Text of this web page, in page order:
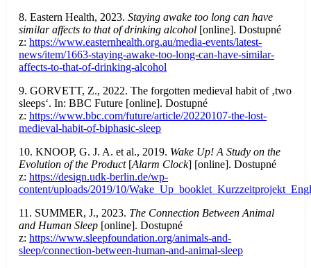
8. Eastern Health, 2023.Staying awake too long can have
similar affects to that of drinking alcohol [online]. Dostupné
z:https://www.easternhealth.org.au/media-events/latest-
news/item/1663-staying-awake-too-long-can-have-similar-
affects-to-that-of-drinking-alcohol
9. GORVETT, Z., 2022. The forgotten medieval habit of ‚two
sleeps‘. In: BBC Future [online]. Dostupné
z:https://www.bbc.com/future/article/20220107-the-lost-
medieval-habit-of-biphasic-sleep
10. KNOOP, G. J. A. et al., 2019. Wake Up! A Study on the
Evolution of the Product [Alarm Clock] [online]. Dostupné
z:https://design.udk-berlin.de/wp-
content/uploads/2019/10/
11. SUMMER, J., 2023. The Connection Between Animal
and Human Sleep [online]. Dostupné
z:https://www.sleepfoundation.org/animals-and-
sleep/connection-between-human-and-animal-sleep